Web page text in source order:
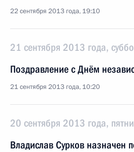
22 сентября 2013 года, 19:10
21 сентября 2013 года,
Поздравление с Днём
21 сентября 2013 года, 10:20
20 сентября 2013 года,
Владислав Сурков назначен